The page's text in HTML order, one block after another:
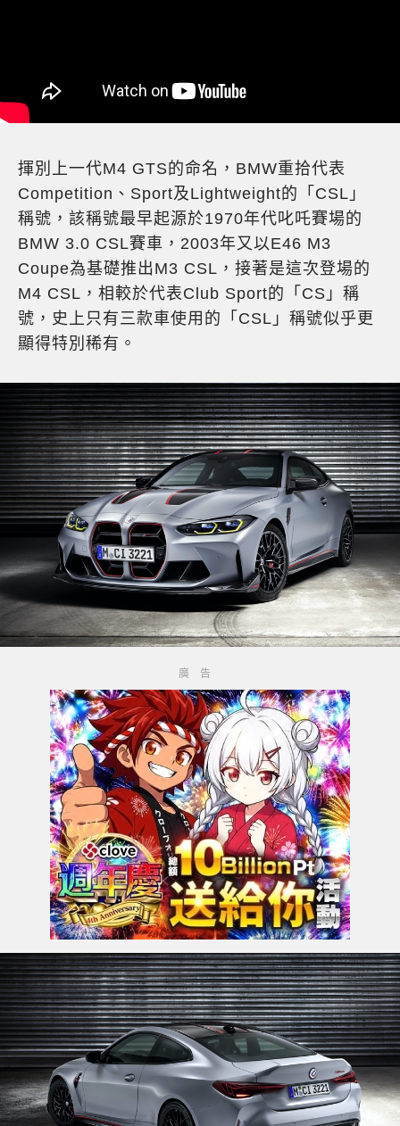
揮別上一代M4 GTS的命名，BMW重拾代表
Competition、Sport及Lightweight的「CSL」
稱號，該稱號最早起源於1970年代叱吒賽場的
BMW 3.0 CSL賽車，2003年又以E46 M3
Coupe為基礎推出M3 CSL，接著是這次登場的
M4 CSL，相較於代表Club Sport的「CS」稱
號，史上只有三款車使用的「CSL」稱號似乎更
顯得特別稀有。